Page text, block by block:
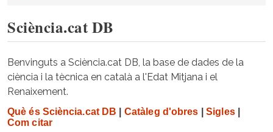
Sciència.cat DB
Benvinguts a Sciència.cat DB, la base de dades de la
ciència i la tècnica en català a l'Edat Mitjana i el
Renaixement.
Què és Sciència.cat DB Catàleg d'obres Sigles|
Com citar